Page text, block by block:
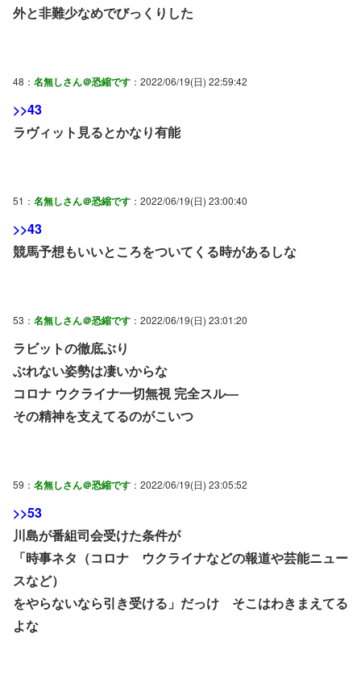
外と非難少なめでびっくりした
48： 名無しさん＠恐縮です ：2022/06/19(日) 22:59:42
>>43
ラヴィット見るとかなり有能
51： 名無しさん＠恐縮です ：2022/06/19(日) 23:00:40
>>43
競馬予想もいいところをついてくる時があるしな
53： 名無しさん＠恐縮です ：2022/06/19(日) 23:01:20
ラビットの徹底ぶり
ぶれない姿勢は凄いからな
コロナ ウクライナ一切無視 完全スル―
その精神を支えてるのがこいつ
59： 名無しさん＠恐縮です ：2022/06/19(日) 23:05:52
>>53
川島が番組司会受けた条件が
「時事ネタ（コロナ ウクライナなどの報道や芸能ニュー
スなど）
をやらないなら引き受ける」だっけ そこはわきまえてる
よな